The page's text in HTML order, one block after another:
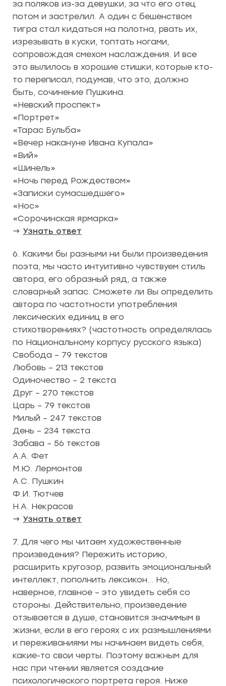
за поляков из-за девушки, за что его отец
потом и застрелил. А один с бешенством
тигра стал кидаться на полотна, рвать их,
изрезывать в куски, топтать ногами,
сопровождая смехом наслаждения. И все
это вылилось в хорошие стишки, которые кто-
то переписал, подумав, что это, должно
быть, сочинение Пушкина.
«Невский проспект»
«Портрет»
«Тарас Бульба»
«Вечер накануне Ивана Купала»
«Вий»
«Шинель»
«Ночь перед Рождеством»
«Записки сумасшедшего»
«Нос»
«Сорочинская ярмарка»
→ Узнать ответ
6. Какими бы разными ни были произведения
поэта, мы часто интуитивно чувствуем стиль
автора, его образный ряд, а также
словарный запас. Сможете ли Вы определить
автора по частотности употребления
лексических единиц в его
стихотворениях? (частотность определялась
по Национальному корпусу русского языка)
Свобода – 79 текстов
Любовь – 213 текстов
Одиночество – 2 текста
Друг – 270 текстов
Царь – 79 текстов
Милый – 247 текстов
День – 234 текста
Забава – 56 текстов
А.А. Фет
М.Ю. Лермонтов
А.С. Пушкин
Ф.И. Тютчев
Н.А. Некрасов
→ Узнать ответ
7. Для чего мы читаем художественные
произведения? Пережить историю,
расширить кругозор, развить эмоциональный
интеллект, пополнить лексикон… Но,
наверное, главное – это увидеть себя со
стороны. Действительно, произведение
отзывается в душе, становится значимым в
жизни, если в его героях с их размышлениями
и переживаниями мы начинаем видеть себя,
какие-то свои черты. Поэтому важным для
нас при чтении является создание
психологического портрета героя. Ниже